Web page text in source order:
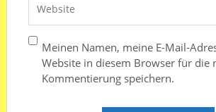
Meinen Namen, meine E-Mail-
Website in diesem Browser für die
Kommentierung speichern.